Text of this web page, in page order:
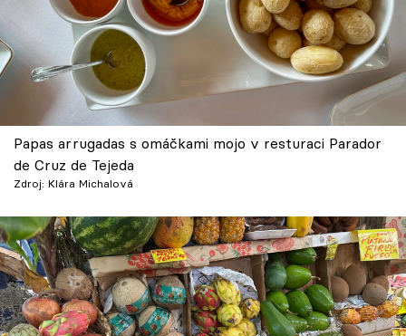
Papas arrugadas s omáčkami mojo v resturaci Parador
de Cruz de Tejeda
Zdroj: Klára Michalová